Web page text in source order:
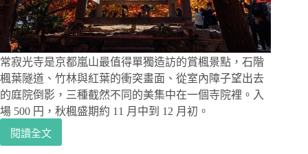
推
薦、
季
節
時
間、
必
拍
角
度
一
常寂光寺是京都嵐山最值得單獨造訪的賞楓景點，石階
楓葉隧道、竹林與紅葉的衝突畫面、從室內障子望出去
的庭院倒影，三種截然不同的美集中在一個寺院裡。入
場 500 円，秋楓盛期約 11 月中到 12 月初。
閱讀全文
京